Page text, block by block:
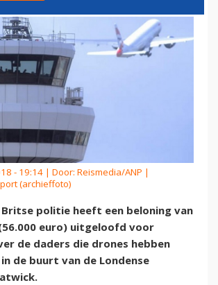
- 19:14 | Door: Reismedia/ANP |
(archieffoto)
Britse politie heeft een beloning van
euro) uitgeloofd voor
de daders die drones hebben
de buurt van de Londense